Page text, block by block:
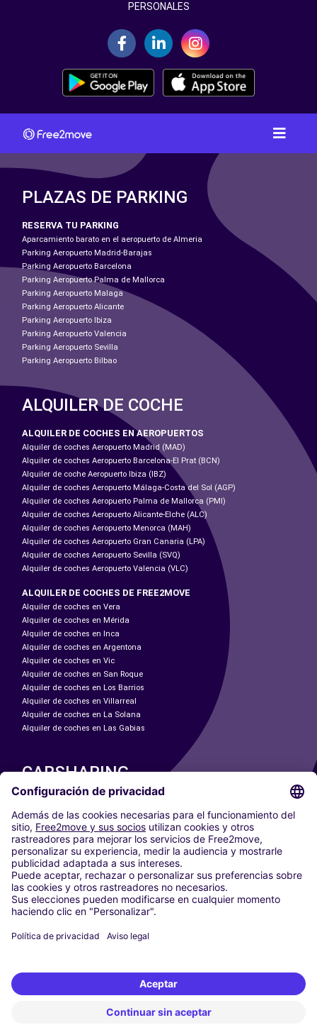
PERSONALES
PLAZAS DE PARKING
RESERVA TU PARKING
Aparcamiento barato en el aeropuerto de Almeria
Parking Aeropuerto Madrid-Barajas
Parking Aeropuerto Barcelona
Parking Aeropuerto Palma de Mallorca
Parking Aeropuerto Malaga
Parking Aeropuerto Alicante
Parking Aeropuerto Ibiza
Parking Aeropuerto Valencia
Parking Aeropuerto Sevilla
Parking Aeropuerto Bilbao
ALQUILER DE COCHE
ALQUILER DE COCHES EN AEROPUERTOS
Alquiler de coches Aeropuerto Madrid (MAD)
Alquiler de coches Aeropuerto Barcelona-El Prat (BCN)
Alquiler de coche Aeropuerto Ibiza (IBZ)
Alquiler de coches Aeropuerto Málaga-Costa del Sol (AGP)
Alquiler de coches Aeropuerto Palma de Mallorca (PMI)
Alquiler de coches Aeropuerto Alicante-Elche (ALC)
Alquiler de coches Aeropuerto Menorca (MAH)
Alquiler de coches Aeropuerto Gran Canaria (LPA)
Alquiler de coches Aeropuerto Sevilla (SVQ)
Alquiler de coches Aeropuerto Valencia (VLC)
ALQUILER DE COCHES DE FREE2MOVE
Alquiler de coches en Vera
Alquiler de coches en Mérida
Alquiler de coches en Inca
Alquiler de coches en Argentona
Alquiler de coches en Vic
Alquiler de coches en San Roque
Alquiler de coches en Los Barrios
Alquiler de coches en Villarreal
Alquiler de coches en La Solana
Alquiler de coches en Las Gabias
CARSHARING
NUESTRAS CIUDADES
Paris
Madrid
Washington DC
Milán
Roma
Turín
Viena
Berlín
Düsseldorf